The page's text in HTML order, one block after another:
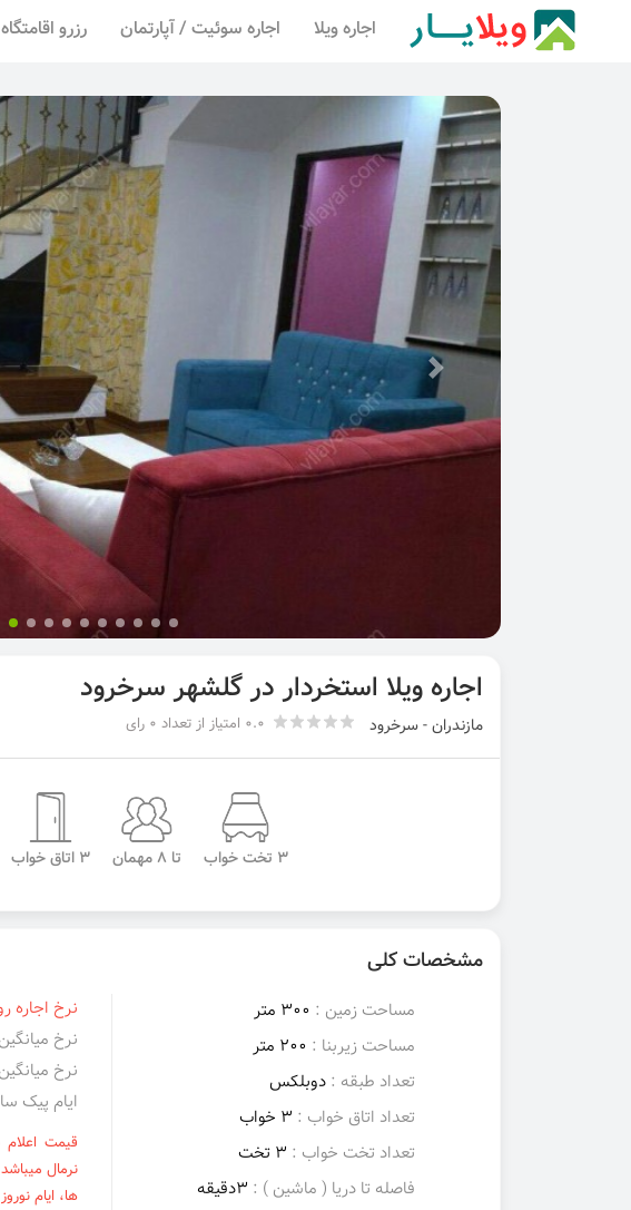
اجاره ویلا اجاره سوئیت / آپارتمان رزرو
اجاره ویلا استخردار در گلشهر سرخرود
مازندران - سرخرود 0.0 امتیاز از تعداد 0 رای
3 تخت خواب تا 8 مهمان 3 اتاق خواب
مشخصات کلی
مساحت زمین : 300 متر
مساحت زیربنا : 200 متر
تعداد طبقه : دوبلکس
تعداد اتاق خواب : 3 خواب
تعداد تخت خواب : 3 تخت
فاصله تا دریا ( ماشین ) : 3دقیقه
نرخ اجاره
نرخ میانگین اجاره
نرخ میانگین اجاره
ایام پیک
قیمت
نرمال
ها، ایام